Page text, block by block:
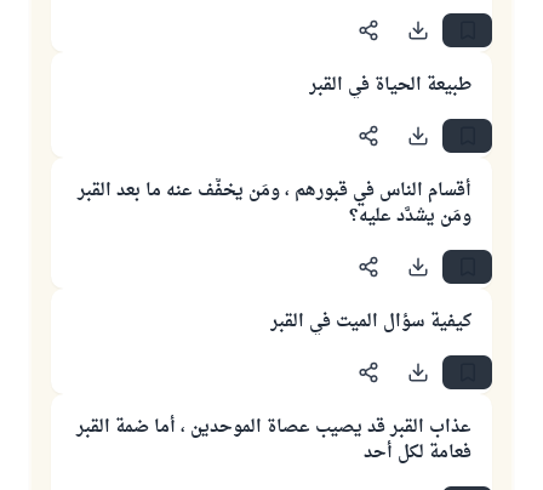
طبيعة الحياة في القبر
أقسام الناس في قبورهم ، ومَن يخفَّف عنه ما بعد القبر
ومَن يشدَّد عليه؟
كيفية سؤال الميت في القبر
عذاب القبر قد يصيب عصاة الموحدين ، أما ضمة القبر
فعامة لكل أحد